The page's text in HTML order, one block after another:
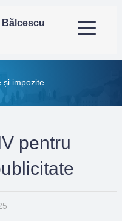
și impozite
pentru